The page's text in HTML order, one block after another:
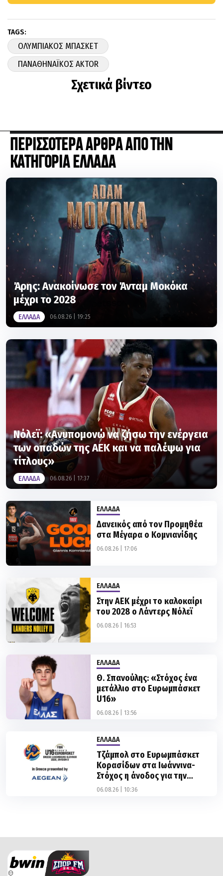
TAGS:
ΟΛΥΜΠΙΑΚΟΣ ΜΠΑΣΚΕΤ
ΠΑΝΑΘΗΝΑΪΚΟΣ AKTOR
Σχετικά βίντεο
ΠΕΡΙΣΣΟΤΕΡΑ ΑΡΘΡΑ ΑΠΟ ΤΗΝ
ΚΑΤΗΓΟΡΙΑ ΕΛΛΑΔΑ
Άρης: Ανακοίνωσε τον Άνταμ Μοκόκα
μέχρι το 2028
ΕΛΛΑΔΑ 06.08.26 | 19:25
Νόλεϊ: «Ανυπομονώ να ζήσω την ενέργεια
των οπαδών της ΑΕΚ και να παλέψω για
τίτλους»
ΕΛΛΑΔΑ 06.08.26 | 17:37
ΕΛΛΑΔΑ
Δανεικός από τον Προμηθέα
στα Μέγαρα ο Κομνιανίδης
06.08.26 | 17:06
ΕΛΛΑΔΑ
Στην ΑΕΚ μέχρι το καλοκαίρι
του 2028 ο Λάντερς Νόλεϊ
06.08.26 | 16:53
ΕΛΛΑΔΑ
Θ. Σπανούλης: «Στόχος ένα
μετάλλιο στο Ευρωμπάσκετ
U16»
06.08.26 | 13:56
ΕΛΛΑΔΑ
Τζάμπολ στο Ευρωμπάσκετ
Κορασίδων στα Ιωάννινα-
Στόχος η άνοδος για την
Ελλάδα
06.08.26 | 10:36